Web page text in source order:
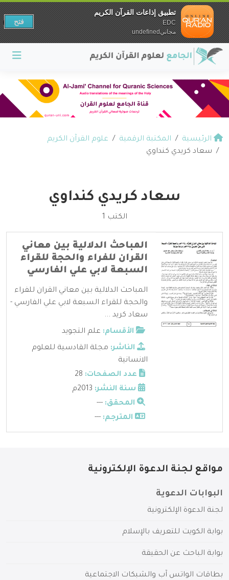
الرئيسية المكتبة الرقمية
علوم القرآن الكريم
سعاد كريدي كنداوي
سعاد كريدي كنداوي
الكتب 1
المباحث الدلالية بين معاني
القران للفراء والحجة للقراء
السبعة لابي علي الفارسي
المباحث الدلالية بين معاني القران للفراء
والحجة للقراء السبعة لابي علي الفارسي -
سعاد كريد ...
الأقسام: علم التجويد
الناشر: مجلة القادسية للعلوم
الانسانية
عدد الصفحات:
سنة النشر:
المحقق: ---
المترجم: ---
مواقع لجنة الدعوة الإلكترونية
البوابات الدعوية
لجنة الدعوة الإلكترونية
بوابة الكويت للتعريف بالإسلام
بوابة الباحث عن الحقيقة
بطاقات الواتس آب والشبكات الاجتماعية
تطبيق إذاعات القرآن الكريم
EDC
مجانيundefined
فتح